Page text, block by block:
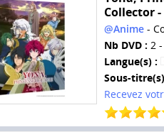
Collector
@Anime-
Nb DVD : 2 -
Langue(s) :
Sous-
Recevez